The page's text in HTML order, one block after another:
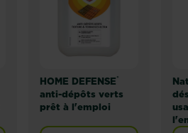
HOME DEFENSE®
anti-dépôts verts
prêt à l'emploi